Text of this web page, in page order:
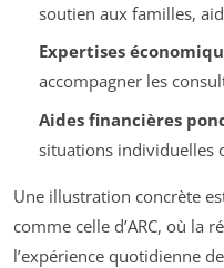
soutien aux familles,
Expertises
accompagner les
Aides financières
situations individuelles
Une illustration concrète
comme celle d’ARC, où
l’expérience quotidienne